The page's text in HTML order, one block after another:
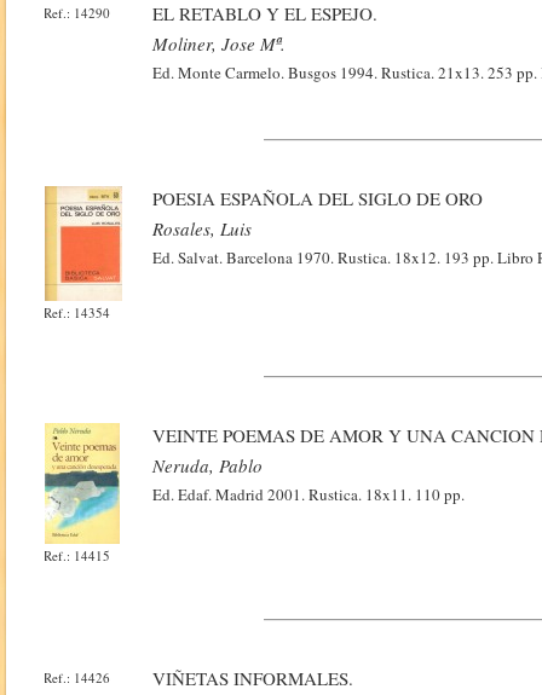
Ref.: 14290
EL RETABLO Y EL ESPEJO.
Moliner, Jose Mª.
Ed. Monte Carmelo. Busgos 1994. Rustica. 21x13. 253
Ref.: 14354
POESIA ESPAÑOLA DEL SIGLO DE ORO
Rosales, Luis
Ed. Salvat. Barcelona 1970. Rustica. 18x12. 193 pp. Libro
Ref.: 14415
VEINTE POEMAS DE AMOR Y UNA CANCION
Neruda, Pablo
Ed. Edaf. Madrid 2001. Rustica. 18x11. 110 pp.
Ref.: 14426
VIÑETAS INFORMALES.